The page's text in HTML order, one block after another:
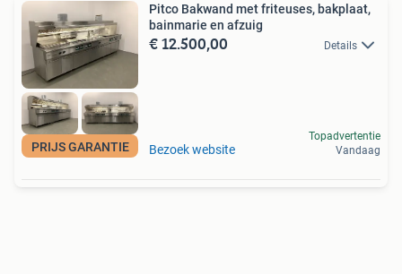
PRIJS GARANTIE
Pitco Bakwand met friteuses, bakplaat,
bainmarie en afzuig
€ 12.500,00 Details
Bezoek website
Topadvertentie
Vandaag